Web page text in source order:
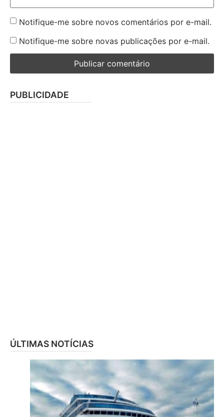
Notifique-me sobre novos comentários por e-mail.
Notifique-me sobre novas publicações por e-mail.
PUBLICIDADE
ÚLTIMAS NOTÍCIAS